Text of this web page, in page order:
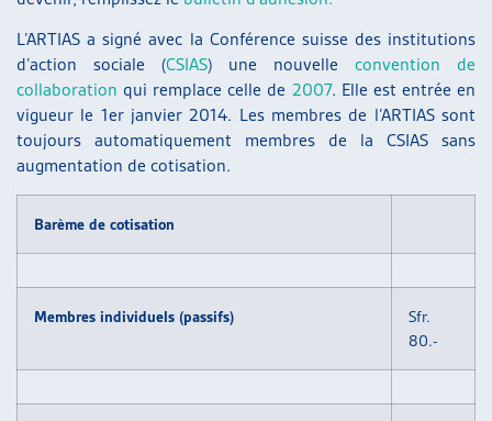
ARTICLES
DOSSIERS DU MOIS
VEILLE
RESSOURCES
THÉMATIQUES
GUIDE SOCIAL ROMAND
ARTIAS
L’ARTIAS a signé avec la Conférence suisse des institutions
d’action sociale (CSIAS) une nouvelle convention de
collaboration qui remplace celle de 2007. Elle est entrée en
vigueur le 1er janvier 2014. Les membres de l’ARTIAS sont
toujours automatiquement membres de la CSIAS sans
augmentation de cotisation.
Barème de cotisation
Membres individuels (passifs)
Sfr.
80.-